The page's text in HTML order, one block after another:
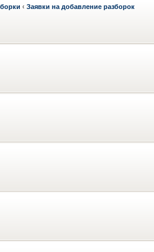
‹ Заявки на добавление разборок